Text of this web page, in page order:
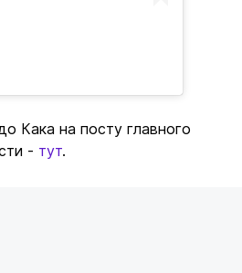
Кака на посту главного
- тут.